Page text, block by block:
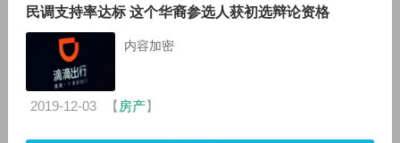
民调支持率达标 这个华裔参选人获初选辩论资格
内容加密
2019-12-03 【 房产】